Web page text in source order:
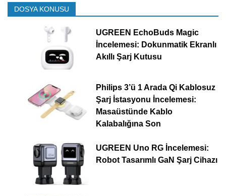
DOSYA KONUSU
UGREEN EchoBuds Magic
İncelemesi: Dokunmatik Ekranlı
Akıllı Şarj Kutusu
Philips 3’ü 1 Arada Qi Kablosuz
Şarj İstasyonu İncelemesi:
Masaüstünde Kablo
Kalabalığına Son
UGREEN Uno RG İncelemesi:
Robot Tasarımlı GaN Şarj Cihazı